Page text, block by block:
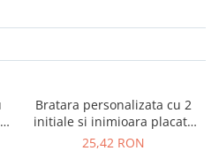
Bratara personalizata cu 2
initiale si inimioara placate
cu aur, cu snur ajustabil
25,42 RON